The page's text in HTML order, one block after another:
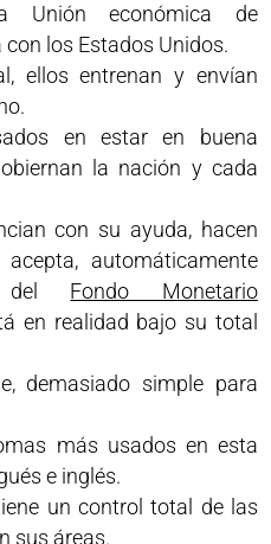
Unión económica de
los Estados Unidos.
ellos entrenan y envían
en estar en buena
la nación y cada
con su ayuda, hacen
automáticamente
del Fondo Monetario
en realidad bajo su total
demasiado simple para
más usados en esta
e inglés.
un control total de las
sus áreas.